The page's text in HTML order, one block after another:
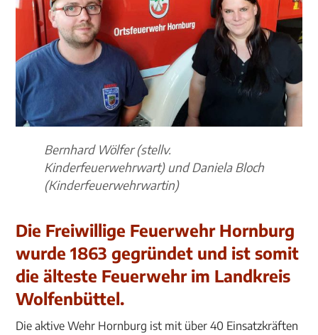
Bernhard Wölfer (stellv.
Kinderfeuerwehrwart) und Daniela Bloch
(Kinderfeuerwehrwartin)
Die Freiwillige Feuerwehr Hornburg
wurde 1863 gegründet und ist somit
die älteste Feuerwehr im Landkreis
Wolfenbüttel.
Die aktive Wehr Hornburg ist mit über 40 Einsatzkräften